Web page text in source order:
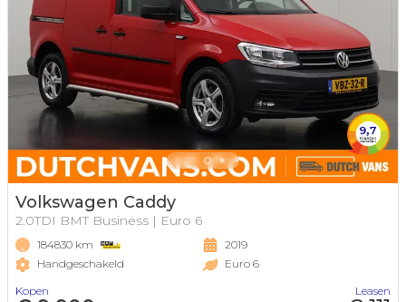
Volkswagen Caddy
2.0TDI BMT Business | Euro 6
184830 km
Handgeschakeld
2019
Euro 6
Kopen
Leasen